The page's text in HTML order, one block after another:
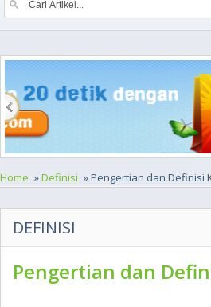
Home »Definisi » Pengertian dan Definisi
DEFINISI
Pengertian dan